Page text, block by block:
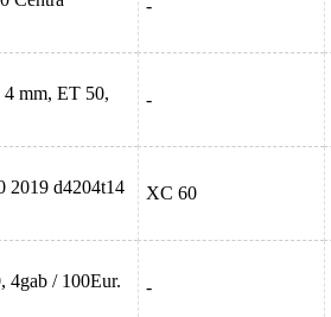
диск
-
4 mm, ET 50,
-
2019 d4204t14
XC 60
4gab / 100Eur.
-